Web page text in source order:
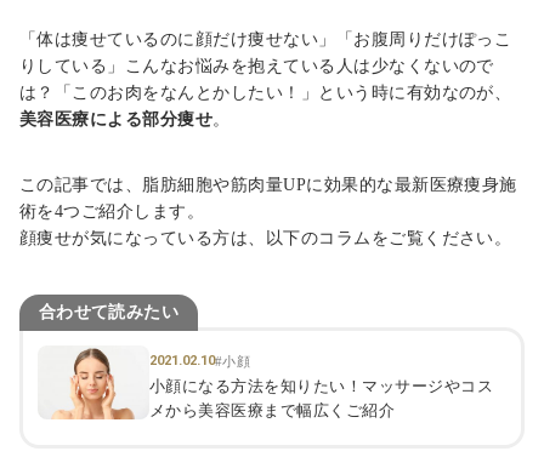
「体は痩せているのに顔だけ痩せない」「お腹周りだけぽっこ
りしている」こんなお悩みを抱えている人は少なくないので
は？「このお肉をなんとかしたい！」という時に有効なのが、
美容医療による部分痩せ。
この記事では、脂肪細胞や筋肉量UPに効果的な最新医療痩身施
術を4つご紹介します。
顔痩せが気になっている方は、以下のコラムをご覧ください。
合わせて読みたい
2021.02.10#小顔
小顔になる方法を知りたい！マッサージやコス
メから美容医療まで幅広くご紹介